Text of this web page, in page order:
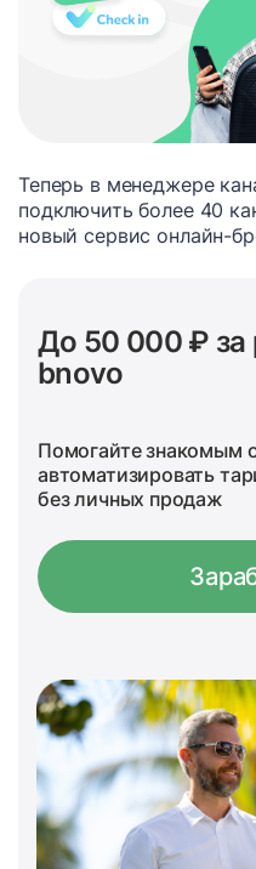
Теперь в менеджере
подключить более 40
новый сервис онлайн-
До 50 000 ₽
bnovo
Помогайте знакомым
автоматизировать
без личных продаж